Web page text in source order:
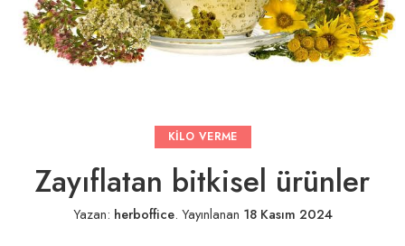
KILO VERME
Zayıflatan bitkisel ürünler
Yazan: herboffice. Yayınlanan 18 Kasım 2024